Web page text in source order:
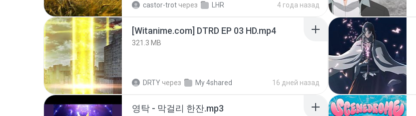
castor-trot через LHR 4 года назад
[Witanime.com] DTRD EP 03 HD.mp4
321.3 MB
DRTY через My 4shared 16 дней назад
영탁 - 막걸리 한잔.mp3